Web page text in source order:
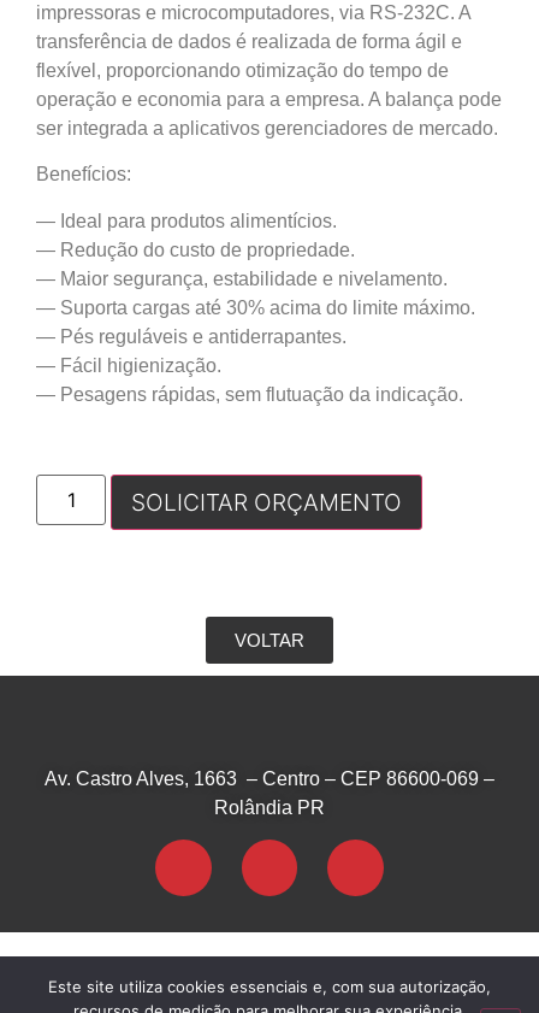
impressoras e microcomputadores, via RS-232C. A
transferência de dados é realizada de forma ágil e
flexível, proporcionando otimização do tempo de
operação e economia para a empresa. A balança pode
ser integrada a aplicativos gerenciadores de mercado.
Benefícios:
— Ideal para produtos alimentícios.
— Redução do custo de propriedade.
— Maior segurança, estabilidade e nivelamento.
— Suporta cargas até 30% acima do limite máximo.
— Pés reguláveis e antiderrapantes.
— Fácil higienização.
— Pesagens rápidas, sem flutuação da indicação.
SOLICITAR ORÇAMENTO
VOLTAR
Av. Castro Alves, 1663 – Centro – CEP 86600-069 –
Rolândia PR
Marque presença na web!
Este site utiliza cookies essenciais e, com sua autorização,